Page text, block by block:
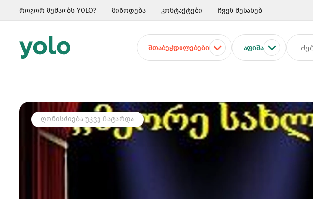
როგორ მუშაობს YOLO? მიწოდება კონტაქტები ჩვენ შესახებ
ᲨᲗᲐᲑᲔᲭᲓᲘᲚᲔᲑᲔᲑᲘ ᲐᲤᲘᲨᲐ
ᲦᲝᲜᲘᲡᲫᲘᲔᲑᲐ ᲣᲙᲕᲔ ᲩᲐᲢᲐᲠᲓᲐ